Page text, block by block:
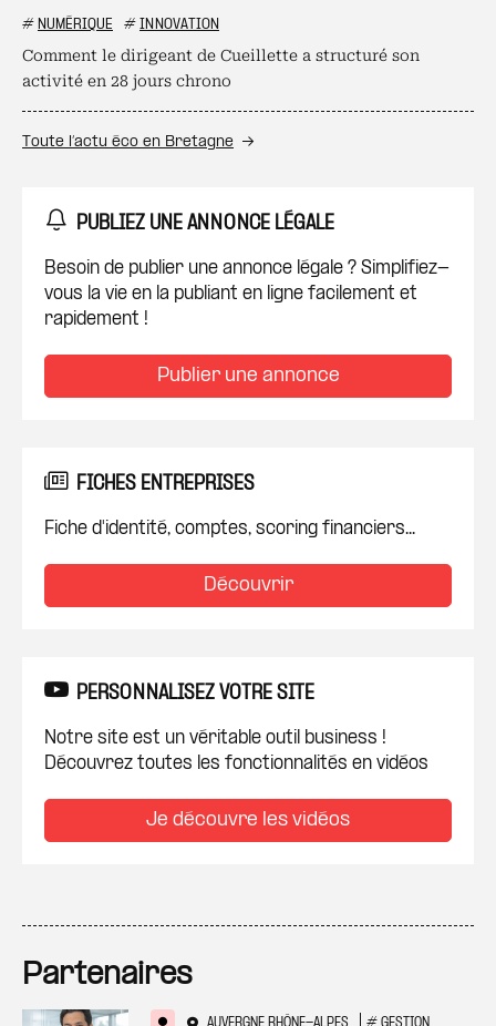
# NUMÉRIQUE # INNOVATION
Comment le dirigeant de Cueillette a structuré son
activité en 28 jours chrono
Toute l’actu éco en Bretagne
PUBLIEZ UNE ANNONCE LÉGALE
Besoin de publier une annonce légale ? Simplifiez-
vous la vie en la publiant en ligne facilement et
rapidement !
Publier une annonce
FICHES ENTREPRISES
Fiche d'identité, comptes, scoring financiers...
Découvrir
PERSONNALISEZ VOTRE SITE
Notre site est un véritable outil business !
Découvrez toutes les fonctionnalités en vidéos
Je découvre les vidéos
Partenaires
AUVERGNE RHÔNE-ALPES # GESTION